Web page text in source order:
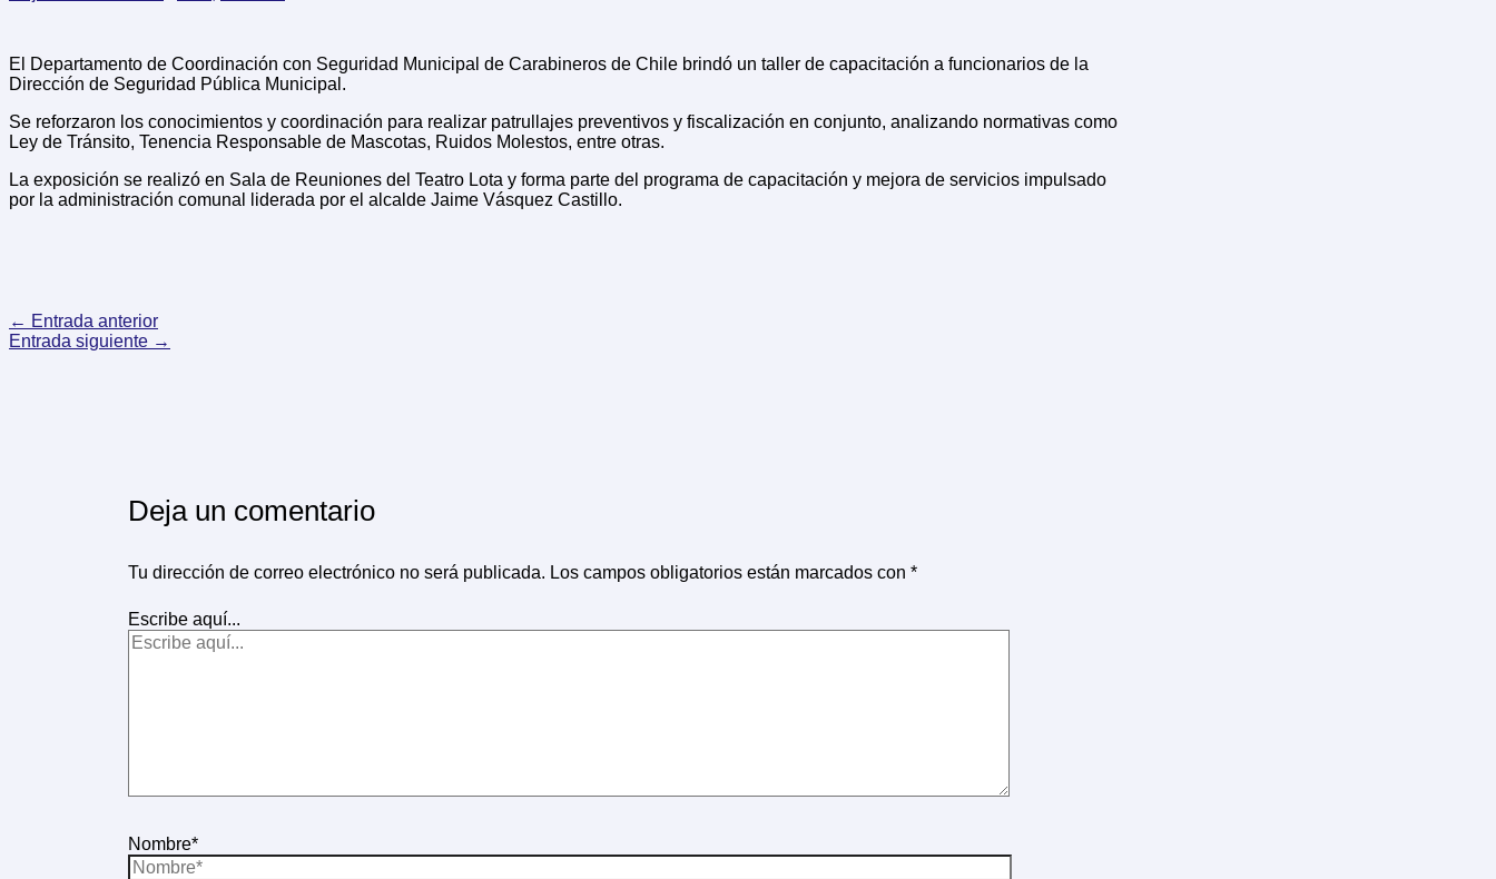
El Departamento de Coordinación con Seguridad Municipal de Carabineros de Chile brindó un taller de capacitación a funcionarios de la
Dirección de Seguridad Pública Municipal.
Se reforzaron los conocimientos y coordinación para realizar patrullajes preventivos y fiscalización en conjunto, analizando normativas como
Ley de Tránsito, Tenencia Responsable de Mascotas, Ruidos Molestos, entre otras.
La exposición se realizó en Sala de Reuniones del Teatro Lota y forma parte del programa de capacitación y mejora de servicios impulsado
por la administración comunal liderada por el alcalde Jaime Vásquez Castillo.
← Entrada anterior
Entrada siguiente →
Deja un comentario
Tu dirección de correo electrónico no será publicada. Los campos obligatorios están marcados con *
Escribe aquí...
Nombre*